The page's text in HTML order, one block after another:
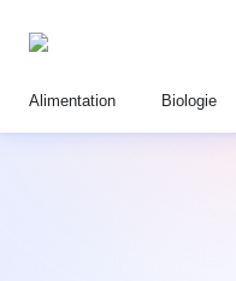
Alimentation Biologie